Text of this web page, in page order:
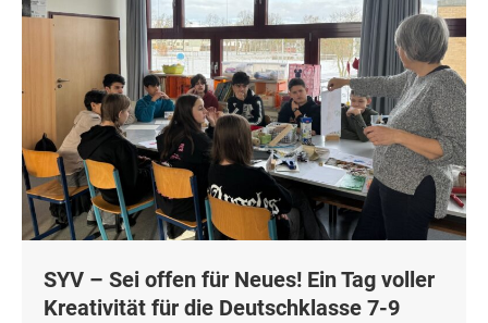
SYV – Sei offen für Neues! Ein Tag voller
Kreativität für die Deutschklasse 7-9